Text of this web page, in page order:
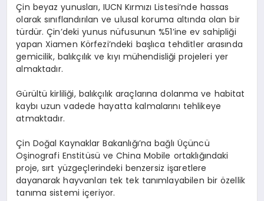
Çin beyaz yunusları, IUCN Kırmızı Listesi’nde hassas
olarak sınıflandırılan ve ulusal koruma altında olan bir
türdür. Çin’deki yunus nüfusunun %51’ine ev sahipliği
yapan Xiamen Körfezi’ndeki başlıca tehditler arasında
gemicilik, balıkçılık ve kıyı mühendisliği projeleri yer
almaktadır.
Gürültü kirliliği, balıkçılık araçlarına dolanma ve habitat
kaybı uzun vadede hayatta kalmalarını tehlikeye
atmaktadır.
Çin Doğal Kaynaklar Bakanlığı’na bağlı Üçüncü
Oşinografi Enstitüsü ve China Mobile ortaklığındaki
proje, sırt yüzgeçlerindeki benzersiz işaretlere
dayanarak hayvanları tek tek tanımlayabilen bir özellik
tanıma sistemi içeriyor.